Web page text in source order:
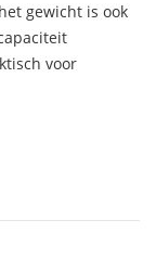
gewicht is ook
voor